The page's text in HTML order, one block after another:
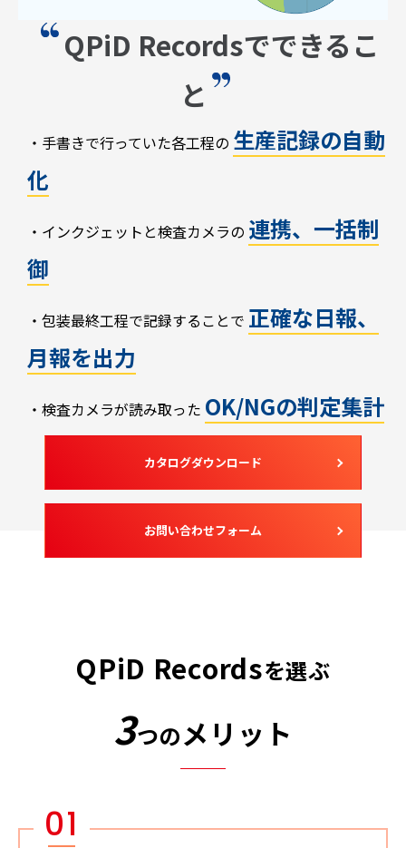
QPiD Recordsでできるこ
と
・手書きで行っていた各工程の 生産記録の自動
化
・インクジェットと検査カメラの 連携、一括制
御
・包装最終工程で記録することで 正確な日報、
月報を出力
・検査カメラが読み取った OK/NGの判定集計
カタログダウンロード
お問い合わせフォーム
QPiD Recordsを選ぶ
3つのメリット
01